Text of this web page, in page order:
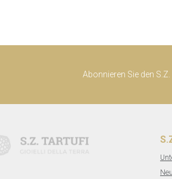
Abonnieren Sie den